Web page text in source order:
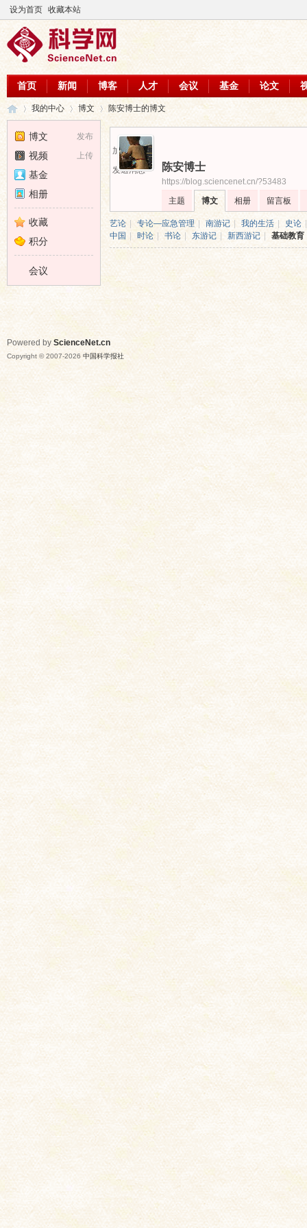
设为首页 收藏本站
首页 新闻 博客 人才 会议 基金 论文
›
我的中心 博文 陈安博士的博文
加为好友
发送消息
陈安博士
https://blog.sciencenet.cn/?53483
主题
博文 相册 留言板
艺论 专论—应急管理 南游记 我的生活 史论
中国
时论 书论 东游记 新西游记 基础教育
发布
博文
上传
视频
基金
相册
收藏
积分
会议
Powered by ScienceNet.cn
Copyright © 2007-2026 中国科学报社